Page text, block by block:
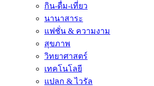
กิน-ดื่ม-เที่ยว
นานาสาระ
แฟชั่น & ความงาม
สุขภาพ
วิทยาศาสตร์
เทคโนโลยี
แปลก & ไวรัล